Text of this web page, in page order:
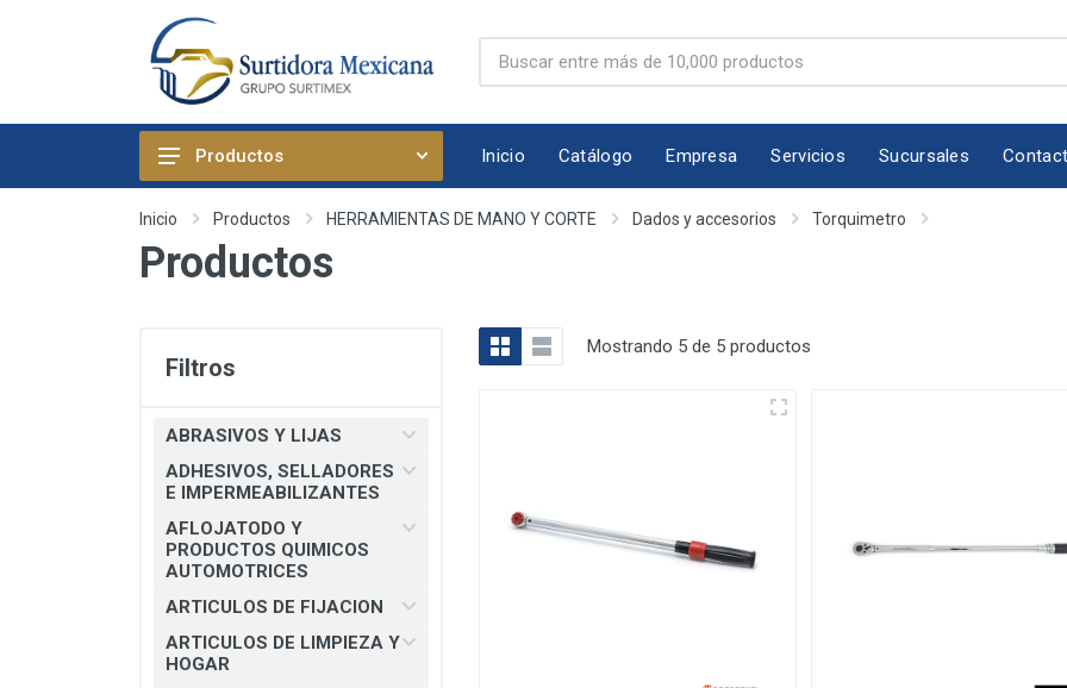
ABRASIVOS Y LIJAS
ADHESIVOS, SELLADORES E
IMPERMEABILIZANTES
ARTICULOS DE FIJACION
HOGAR
BOMBAS, PRESURIZADORES Y
REGADERA ELECTRICA
CHAPAS Y HERRAJES
ESCALERAS
Productos Inicio Catálogo Empresa Servicios Sucursales
Inicio Productos HERRAMIENTAS DE MANO Y CORTE Dados y accesorios Torquimetro
Productos
Filtros
ABRASIVOS Y LIJAS
ADHESIVOS, SELLADORES
E IMPERMEABILIZANTES
AFLOJATODO Y
PRODUCTOS QUIMICOS
AUTOMOTRICES
ARTICULOS DE FIJACION
ARTICULOS DE LIMPIEZA Y
HOGAR
Mostrando 5 de 5 productos